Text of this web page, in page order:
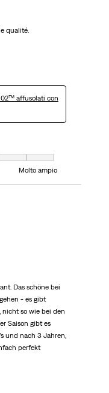
qualité.
affusolati con
e 7 è uguale a Molto
Molto ampio
Das schöne bei
- es gibt
nicht so wie bei den
Saison gibt es
und nach 3 Jahren,
perfekt